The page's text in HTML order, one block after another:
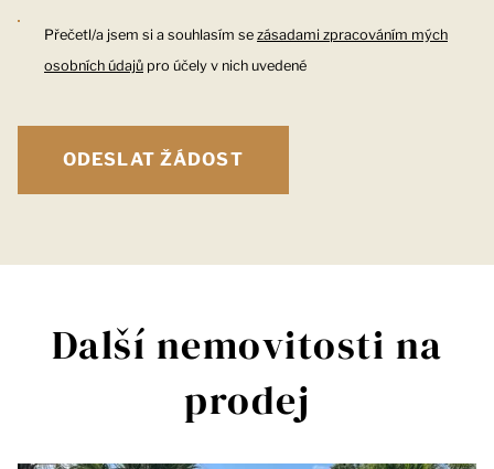
Přečetl/a jsem si a souhlasím se zásadami zpracováním mých
osobních údajů pro účely v nich uvedené
Další nemovitosti na
prodej